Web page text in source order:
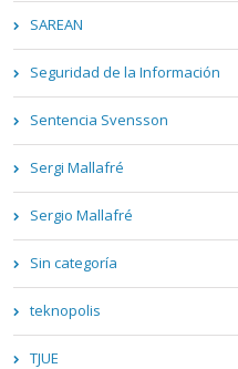
SAREAN
Seguridad de la Información
Sentencia Svensson
Sergi Mallafré
Sergio Mallafré
Sin categoría
teknopolis
TJUE